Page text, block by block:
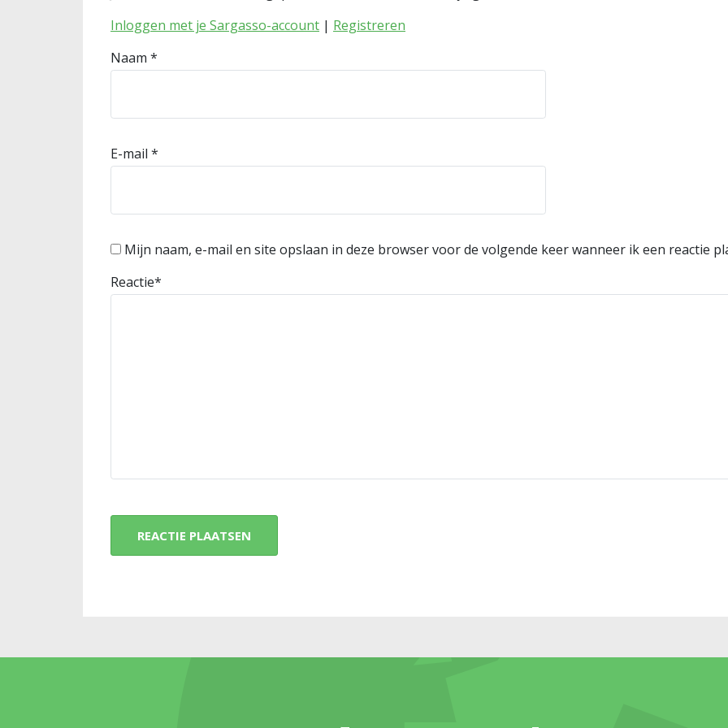
Inloggen met je Sargasso-account | Registreren
Naam *
E-mail *
Mijn naam, e-mail en site opslaan in deze browser voor de volgende keer wanneer ik een reactie
Reactie*